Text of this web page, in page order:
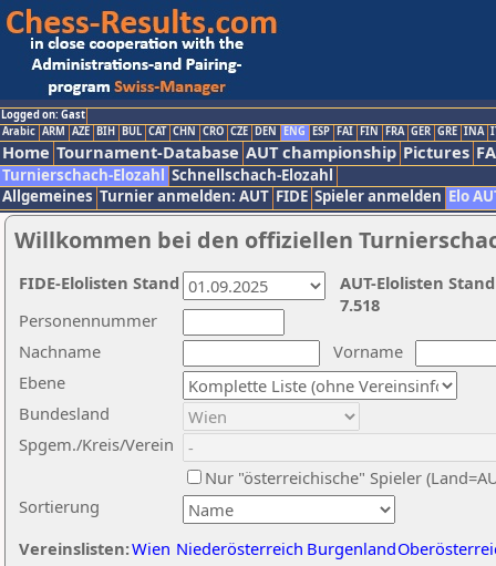
Logged on: Gast
Arabic ARM AZE BIH BUL CAT CHN CRO CZE DEN ENG ESP FAI FIN FRA GER GRE INA
Home Tournament-Database AUT championship Pictures
Turnierschach-Elozahl Schnellschach-Elozahl
Allgemeines Turnier anmelden: AUT FIDE Spieler anmelden Elo
Willkommen bei den offiziellen
Nachname
Vorname
Ebene
Sortierung
Personennummer
Bundesland
Spgem./Kreis/Verein
Nur "österreichische" Spieler
Vereinslisten:Wien Niederösterreich Burgenland
AUT-Elolisten
7.518
FIDE-Elolisten Stand